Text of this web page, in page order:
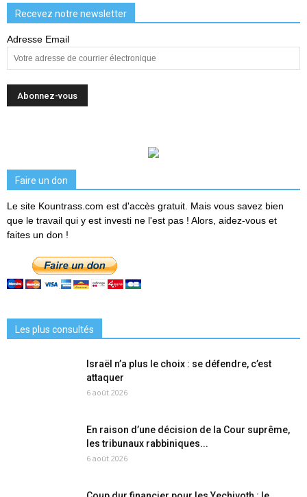
Recevez notre newsletter
Adresse Email
Faire un don
Le site Kountrass.com est d'accès gratuit. Mais vous savez bien
que le travail qui y est investi ne l'est pas ! Alors, aidez-vous et
faites un don !
Les plus consultés
Israël n’a plus le choix : se défendre, c’est
attaquer
6 août 2026
En raison d’une décision de la Cour suprême,
les tribunaux rabbiniques...
6 août 2026